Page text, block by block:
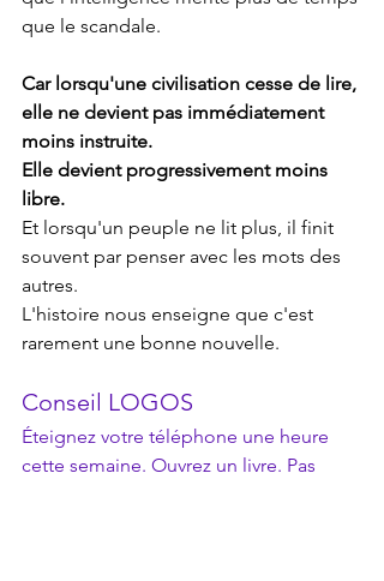
que le scandale.
Car lorsqu'une civilisation cesse de lire,
elle ne devient pas immédiatement
moins instruite.
Elle devient progressivement moins
libre.
Et lorsqu'un peuple ne lit plus, il finit
souvent par penser avec les mots des
autres.
L'histoire nous enseigne que c'est
rarement une bonne nouvelle.
Conseil LOGOS
Éteignez votre téléphone une heure
cette semaine. Ouvrez un livre. Pas